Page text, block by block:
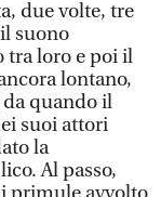
due volte, tre
suono
tra loro e poi il
lontano,
quando il
suoi attori
la
Al passo,